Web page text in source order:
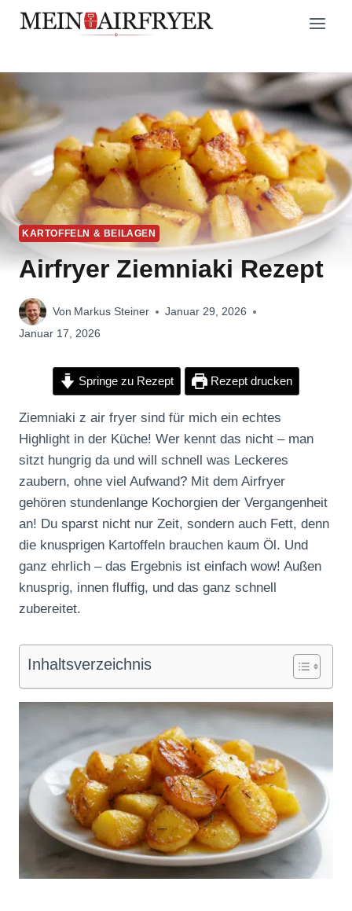
Zum
Inhalt
KARTOFFELN & BEILAGEN
Airfryer Ziemniaki Rezept
Von Markus Steiner
Januar 29, 2026
Januar 17, 2026
Springe zu Rezept Rezept drucken
Ziemniaki z air fryer sind für mich ein echtes
Highlight in der Küche! Wer kennt das nicht – man
sitzt hungrig da und will schnell was Leckeres
zaubern, ohne viel Aufwand? Mit dem Airfryer
gehören stundenlange Kochorgien der Vergangenheit
an! Du sparst nicht nur Zeit, sondern auch Fett, denn
die knusprigen Kartoffeln brauchen kaum Öl. Und
ganz ehrlich – das Ergebnis ist einfach wow! Außen
knusprig, innen fluffig, und das ganz schnell
zubereitet.
Inhaltsverzeichnis